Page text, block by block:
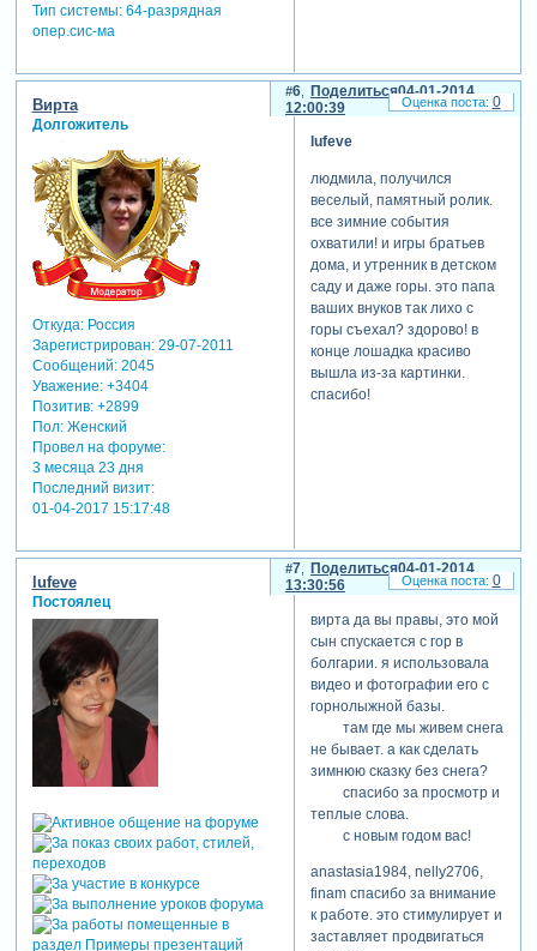
Тип системы: 64-разрядная
опер.сис-ма
Поделиться
6
04-01-2014
12:00:39
Вирта
Долгожитель
Откуда:Россия
Зарегистрирован: 29-07-2011
Сообщений:2045
Уважение: +3404
Позитив: +2899
Пол:Женский
Провел на форуме:
3 месяца 23 дня
Последний визит:
01-04-2017 15:17:48
lufeve
людмила, получился
веселый, памятный ролик.
все зимние события
охватили! и игры братьев
дома, и утренник в детском
саду и даже горы. это папа
ваших внуков так лихо с
горы съехал? здорово! в
конце лошадка красиво
вышла из-за картинки.
спасибо!
0
Поделиться
7
04-01-2014
13:30:56
lufeve
Постоялец
вирта да вы правы, это мой
сын спускается с гор в
болгарии. я использовала
видео и фотографии его с
горнолыжной базы.
там где мы живем снега
не бывает. а как сделать
зимнюю сказку без снега?
спасибо за просмотр и
теплые слова.
с новым годом вас!
anastasia1984, nelly2706,
finam спасибо за внимание
к работе. это стимулирует и
заставляет продвигаться
0